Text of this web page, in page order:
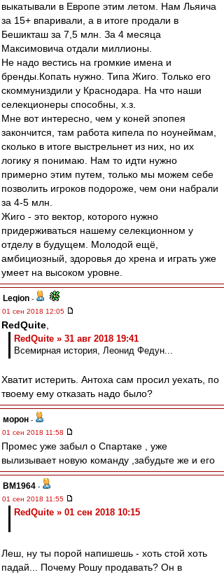
выкатывали в Европе этим летом. Нам Льяича
за 15+ впаривали, а в итоге продали в
Бешикташ за 7,5 млн. За 4 месяца
Максимовича отдали миллионы.
Не надо вестись на громкие имена и
бренды.Копать нужно. Типа Жиго. Только его
скоммуниздили у Краснодара. На что наши
селекционеры способны, х.з.
Мне вот интересно, чем у коней эпопея
закончится, там работа кипела по ноунеймам,
сколько в итоге выстрельнет из них, но их
логику я понимаю. Нам то идти нужно
примерно этим путем, только мы можем себе
позволить игроков подороже, чем они набрали
за 4-5 млн.
Жиго - это вектор, которого нужно
придерживаться нашему селекционном у
отделу в будущем. Молодой ещё,
амбициозный, здоровья до хрена и играть уже
умеет на высоком уровне.
Leqion -
01 сен 2018 12:05
RedQuite
RedQuite » 31 авг 2018 19:41
Всемирная история, Леонид Федун...
Хватит истерить. Антоха сам просил уехать, по
твоему ему отказать надо было?
морон -
01 сен 2018 11:58
Промес уже забыл о Спартаке , уже
вылизывает новую команду ,забудьте же и его
BM1964 -
01 сен 2018 11:55
RedQuite » 01 сен 2018 10:15
Леш, ну ты порой напишешь - хоть стой хоть
падай... Почему Рошу продавать? Он в